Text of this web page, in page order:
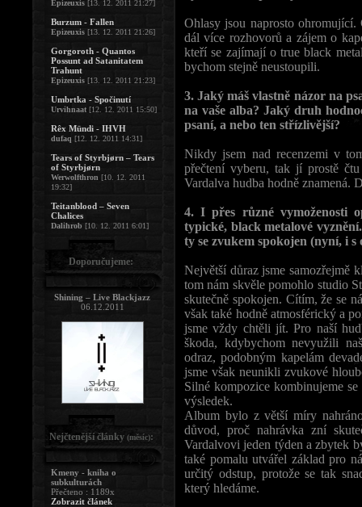
Ohlasy jsou naprosto ohromující.
dál více rozhovorů a zájem o
kteří se zajímají o true black
bychom stejně neustoupili.
3. Jaký máš vlastně názor na
na vaše alba? Jaký druh
psaní, a nebo ten střízlivější?
Nikdy jsem nad recenzemi v
přečtení vyberu, tak jí prostě
Vardalva hudba hodně znamená.
4. I přes různé vymoženosti
typické, black metalové
ty se zvukem spokojen (nyní, i s
Největší důraz jsme samozřejmě
tom nám skvěle pomohlo studio
skutečně spokojen. Cítím, že se
však také hodně atmosférický a
jsme vždy chtěli jít. Pro naší
škoda, kdybychom nevyužili
odraz, podobným kapelám
jsme však neunikli zvukové
Silné kompozice kombinujeme
výsledek.
Album bylo z větší míry
důvod, proč nahrávka zní
Vardalvovi jeden týden a zbytek
také pomalu utvářel základ pro
určitý odstup, protože se tak
který hledáme.
Epizeuxis [13. 12. 2011 21:27]
Burzum - Fallen
Epizeuxis [13. 12. 2011 21:26]
Gorgoroth - Quantos
Possunt ad Satanitatem
Trahunt
Epizeuxis [13. 12. 2011 21:23]
Umbrtka - Spočinutí
Urvihnaat [12. 12. 2011 15:50]
Rêx Mündi - IHVH
dufaq [12. 12. 2011 14:31]
Tears of Styrbjørn – Tears
of Styrbjørn
Werwolfthron [10. 12. 2011
19:32]
Teitanblood – Seven
Chalices
Dalihrob [10. 12. 2011 6:01]
Doporučujeme:
Shining – Live Blackjazz
06.12.2011
Nejčtenější články (měsíc):
Kmeny - kniha o
subkulturách
Přečteno : 1189x
Zobrazit článek